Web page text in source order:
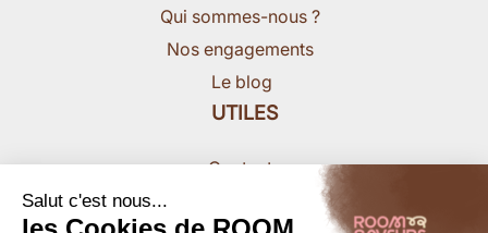
Salut c'est nous...
Qui sommes-nous ?
Nos engagements
Le blog
UTILES
Contact